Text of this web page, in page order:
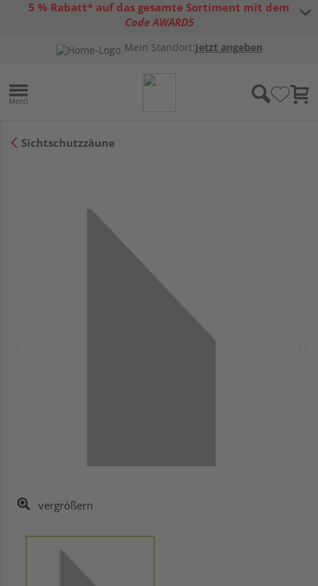
5 % Rabatt* auf das gesamte Sortiment mit dem
Code AWARD5
Gutscheinbedingungen
Mein Standort:Jetzt angeben
Sichtschutzzäune
vergrößern